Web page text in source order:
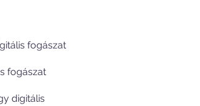
fogászat
fogászat
digitális